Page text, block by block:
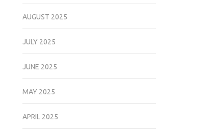
AUGUST 2025
JULY 2025
JUNE 2025
MAY 2025
APRIL 2025